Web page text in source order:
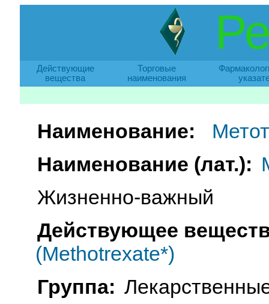
Действующие
вещества
Торговые
наименования
Наименование:
Наименование (лат.):
Жизненно-важный
Действующее
(Methotrexate*)
Группа: